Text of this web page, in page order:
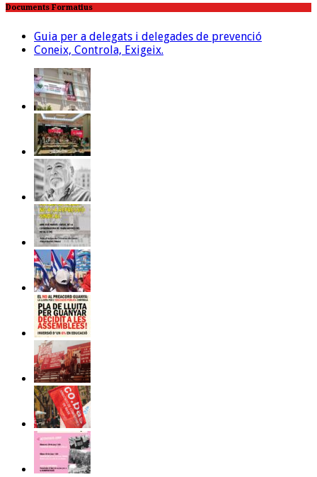
Documents Formatius
Guia per a delegats i delegades de prevenció
Coneix, Controla, Exigeix.